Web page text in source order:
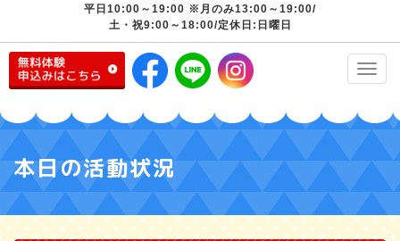
平日10:00～19:00 ※月のみ13:00～19:00/
土・祝9:00～18:00/定休日:日曜日
本日の活動状況